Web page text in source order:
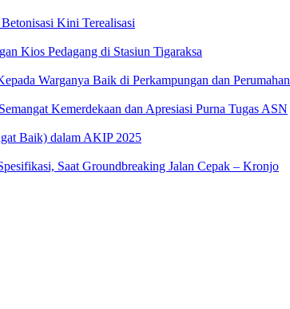
Kini Terealisasi
Kios Pedagang di Stasiun Tigaraksa
Warganya Baik di Perkampungan dan Perumahan
Kemerdekaan dan Apresiasi Purna Tugas ASN
Baik) dalam AKIP 2025
Saat Groundbreaking Jalan Cepak – Kronjo